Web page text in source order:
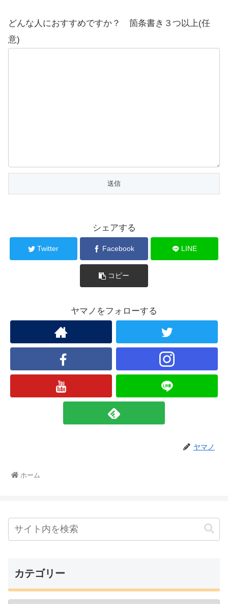
どんな人におすすめですか？ 箇条書き３つ以上(任
意)
シェアする
Twitter Facebook LINE
コピー
ヤマノをフォローする
ヤマノ
ホーム
カテゴリー